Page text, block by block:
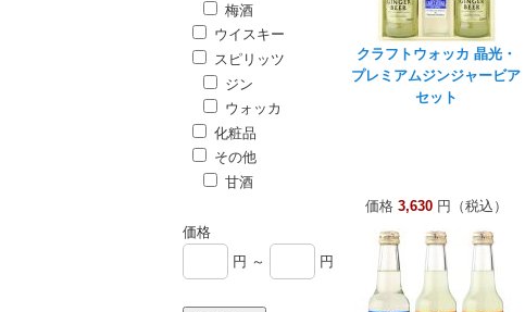
クラフトウォッカ 晶光・
プレミアムジンジャービア
セット
価格 3,630円（税込）
梅酒
ウイスキー
スピリッツ
ジン
ウォッカ
化粧品
その他
甘酒
価格
円 ～
円